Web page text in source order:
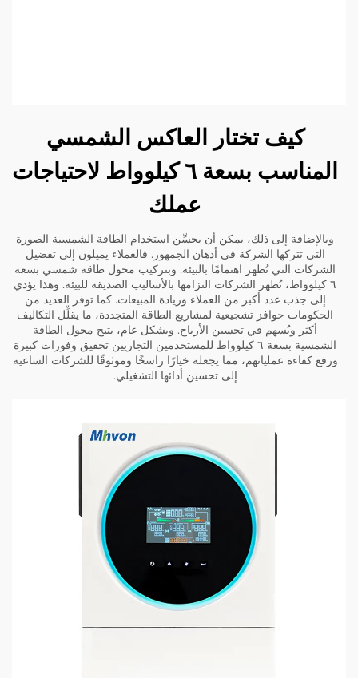
كيف تختار العاكس الشمسي
المناسب بسعة ٦ كيلوواط لاحتياجات
عملك
وبالإضافة إلى ذلك، يمكن أن يحسِّن استخدام الطاقة الشمسية الصورة
التي تتركها الشركة في أذهان الجمهور. فالعملاء يميلون إلى تفضيل
الشركات التي تُظهر اهتمامًا بالبيئة. وبتركيب محول طاقة شمسي بسعة
٦ كيلوواط، تُظهر الشركات التزامها بالأساليب الصديقة للبيئة. وهذا يؤدي
إلى جذب عدد أكبر من العملاء وزيادة المبيعات. كما توفر العديد من
الحكومات حوافز تشجيعية لمشاريع الطاقة المتجددة، ما يقلِّل التكاليف
أكثر ويُسهم في تحسين الأرباح. وبشكل عام، يتيح محول الطاقة
الشمسية بسعة ٦ كيلوواط للمستخدمين التجاريين تحقيق وفورات كبيرة
ورفع كفاءة عملياتهم، مما يجعله خيارًا راسخًا وموثوقًا للشركات الساعية
إلى تحسين أدائها التشغيلي.